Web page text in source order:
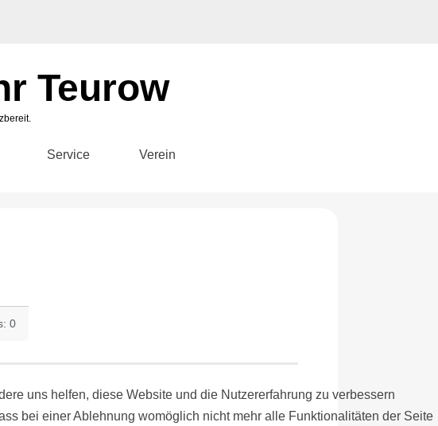
Teurow
Service Verein
0
uns helfen, diese Website und die Nutzererfahrung zu verbessern
bei einer Ablehnung womöglich nicht mehr alle Funktionalitäten der Seite